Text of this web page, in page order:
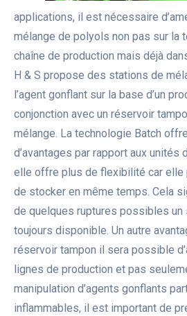
applications, il est nécessaire
mélange de polyols non pas sur la
chaîne de production mais déjà
H & S propose des stations de
l’agent gonflant sur la base d’un
conjonction avec un réservoir
mélange. La technologie Batch
d’avantages par rapport aux unités
elle offre plus de flexibilité car elle
de stocker en même temps. Cela
de quelques ruptures possibles un
toujours disponible. Un autre
réservoir tampon il sera possible
lignes de production et pas
manipulation d’agents gonflants
inflammables, il est important de